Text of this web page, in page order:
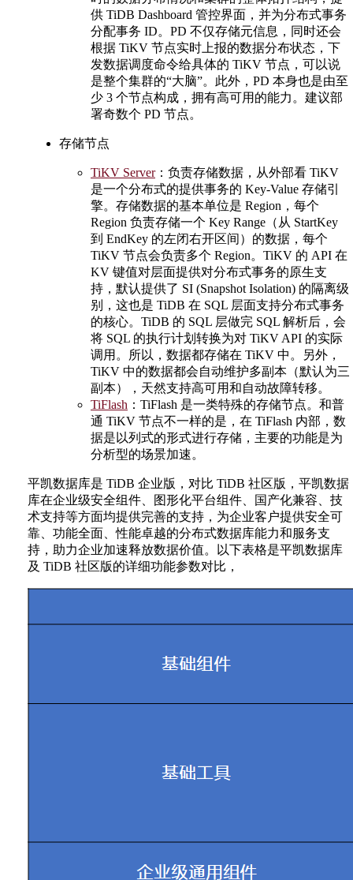
供 TiDB Dashboard 管控界面，并为分布式事务
分配事务 ID。PD 不仅存储元信息，同时还会
根据 TiKV 节点实时上报的数据分布状态，下
发数据调度命令给具体的 TiKV 节点，可以说
是整个集群的“大脑”。此外，PD 本身也是由至
少 3 个节点构成，拥有高可用的能力。建议部
署奇数个 PD 节点。
存储节点
TiKV Server：负责存储数据，从外部看 TiKV
是一个分布式的提供事务的 Key-Value 存储引
擎。存储数据的基本单位是 Region，每个
Region 负责存储一个 Key Range（从 StartKey
到 EndKey 的左闭右开区间）的数据，每个
TiKV 节点会负责多个 Region。TiKV 的 API 在
KV 键值对层面提供对分布式事务的原生支
持，默认提供了 SI (Snapshot Isolation) 的隔离级
别，这也是 TiDB 在 SQL 层面支持分布式事务
的核心。TiDB 的 SQL 层做完 SQL 解析后，会
将 SQL 的执行计划转换为对 TiKV API 的实际
调用。所以，数据都存储在 TiKV 中。另外，
TiKV 中的数据都会自动维护多副本（默认为三
副本），天然支持高可用和自动故障转移。
TiFlash ：TiFlash 是一类特殊的存储节点。和普
通 TiKV 节点不一样的是，在 TiFlash 内部，数
据是以列式的形式进行存储，主要的功能是为
分析型的场景加速。
平凯数据库是 TiDB 企业版，对比 TiDB 社区版，平凯数据
库在企业级安全组件、图形化平台组件、国产化兼容、技
术支持等方面均提供完善的支持，为企业客户提供安全可
靠、功能全面、性能卓越的分布式数据库能力和服务支
持，助力企业加速释放数据价值。以下表格是平凯数据库
及 TiDB 社区版的详细功能参数对比，